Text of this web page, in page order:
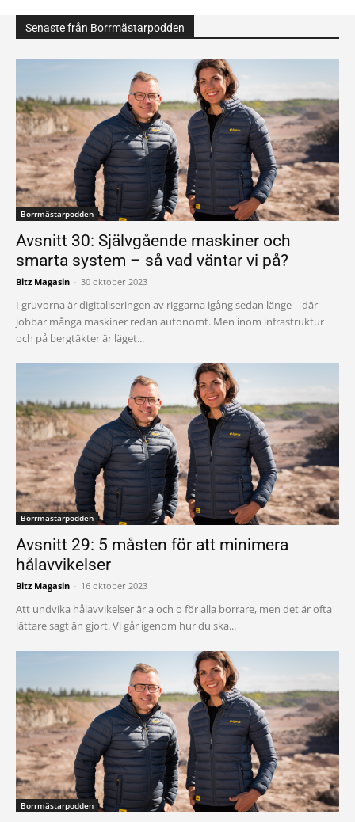
Senaste från Borrmästarpodden
Borrmästarpodden
Avsnitt 30: Självgående maskiner och
smarta system – så vad väntar vi på?
Bitz Magasin - 30 oktober 2023
I gruvorna är digitaliseringen av riggarna igång sedan länge – där
jobbar många maskiner redan autonomt. Men inom infrastruktur
och på bergtäkter är läget...
Borrmästarpodden
Avsnitt 29: 5 måsten för att minimera
hålavvikelser
Bitz Magasin - 16 oktober 2023
Att undvika hålavvikelser är a och o för alla borrare, men det är ofta
lättare sagt än gjort. Vi går igenom hur du ska...
Borrmästarpodden